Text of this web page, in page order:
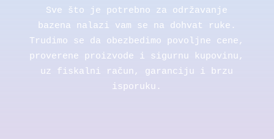
Sve što je potrebno za održavanje
bazena nalazi vam se na dohvat ruke.
Trudimo se da obezbedimo povoljne cene,
proverene proizvode i sigurnu kupovinu,
uz fiskalni račun, garanciju i brzu
isporuku.